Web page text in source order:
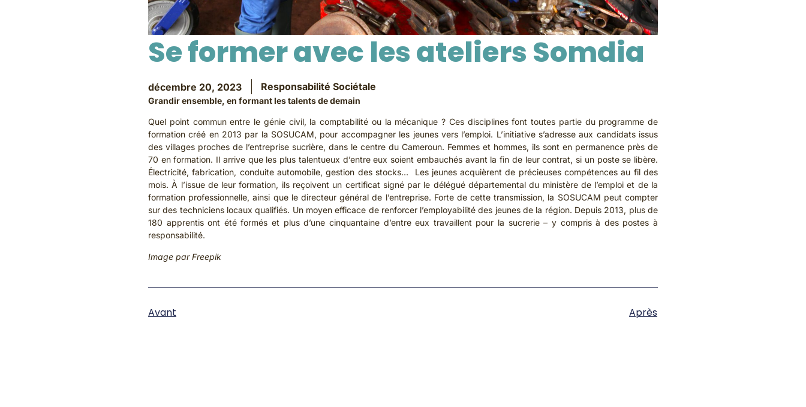
Se former avec les ateliers Somdia
décembre 20, 2023 Responsabilité Sociétale
Grandir ensemble, en formant les talents de demain
Quel point commun entre le génie civil, la comptabilité ou la mécanique ? Ces disciplines font toutes partie du programme de
formation créé en 2013 par la SOSUCAM, pour accompagner les jeunes vers l’emploi. L’initiative s’adresse aux candidats issus
des villages proches de l’entreprise sucrière, dans le centre du Cameroun. Femmes et hommes, ils sont en permanence près de
70 en formation. Il arrive que les plus talentueux d’entre eux soient embauchés avant la fin de leur contrat, si un poste se libère.
Électricité, fabrication, conduite automobile, gestion des stocks… Les jeunes acquièrent de précieuses compétences au fil des
mois. À l’issue de leur formation, ils reçoivent un certificat signé par le délégué départemental du ministère de l’emploi et de la
formation professionnelle, ainsi que le directeur général de l’entreprise. Forte de cette transmission, la SOSUCAM peut compter
sur des techniciens locaux qualifiés. Un moyen efficace de renforcer l’employabilité des jeunes de la région. Depuis 2013, plus de
180 apprentis ont été formés et plus d’une cinquantaine d’entre eux travaillent pour la sucrerie – y compris à des postes à
responsabilité.
Image par Freepik
Avant Après